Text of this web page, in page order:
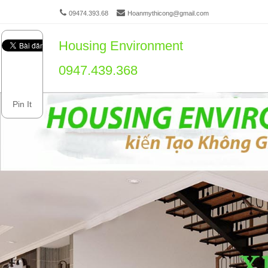
Pin It
09474.393.68 Hoanmythicong@gmail.com
Housing Environment
0947.439.368